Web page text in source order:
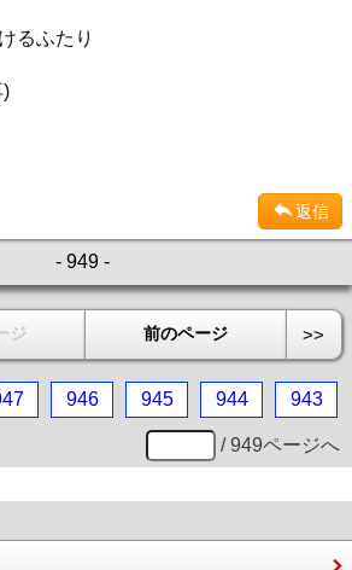
るふたり
)
返信
- 949 -
ジ 前のページ >>
946 945 944 943
/ 949ページへ